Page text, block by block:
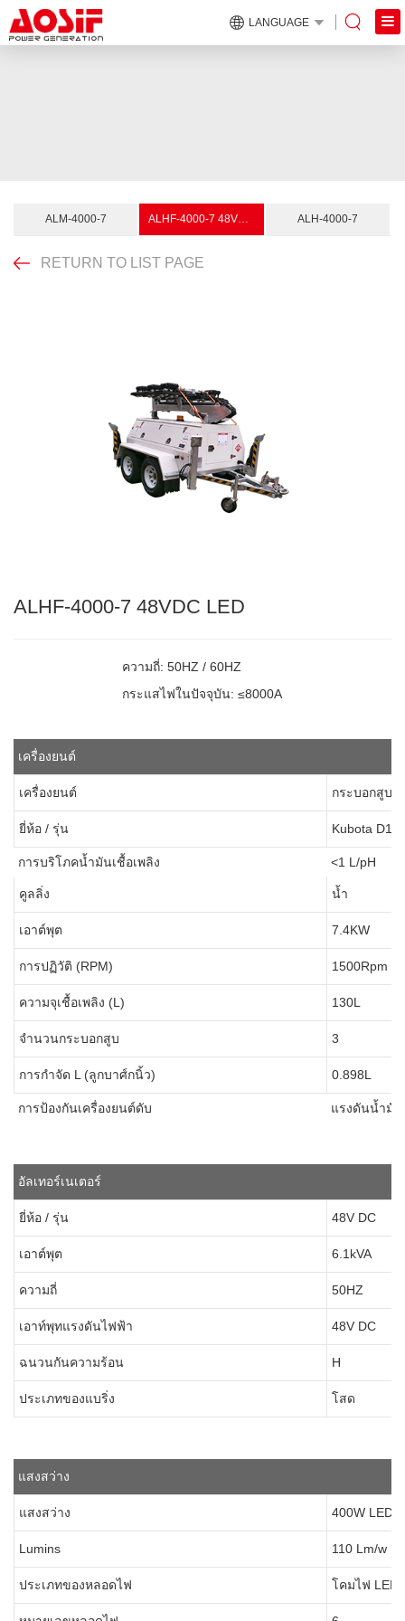
LANGUAGE
ALM-4000-7 ALHF-4000-7 48VDC LED ALH-4000-7
RETURN TO LIST PAGE
ALHF-4000-7 48VDC LED
ความถี่: 50HZ / 60HZ
กระแสไฟในปัจจุบัน: ≤8000A
เครื่องยนต์
เครื่องยนต์ กระบอกสูบ
ยี่ห้อ / รุ่น Kubota
การบริโภคน้ำมันเชื้อเพลิง <1 L/pH
คูลลิ่ง น้ำ
เอาต์พุต 7.4KW
การปฏิวัติ (RPM) 1500Rpm
ความจุเชื้อเพลิง (L) 130L
จำนวนกระบอกสูบ 3
การกำจัด L (ลูกบาศ์กนิ้ว) 0.898L
การป้องกันเครื่องยนต์ดับ แรงดันน้ำมั
อัลเทอร์เนเตอร์
ยี่ห้อ / รุ่น 48V DC
เอาต์พุต 6.1kVA
ความถี่ 50HZ
เอาท์พุทแรงดันไฟฟ้า 48V DC
ฉนวนกันความร้อน H
ประเภทของแบริ่ง โสด
แสงสว่าง
แสงสว่าง 400W LED
Lumins 110 Lm/w
ประเภทของหลอดไฟ โคมไฟ LED